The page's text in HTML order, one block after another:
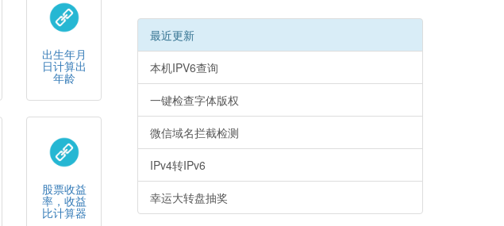
出生年月
日计算出
年龄
股票收益
率，收益
比计算器
最近更新
本机IPV6查询
一键检查字体版权
微信域名拦截检测
IPv4转IPv6
幸运大转盘抽奖